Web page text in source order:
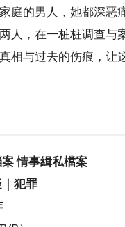
庭的男人，她都深恶
人，在一桩桩调查
相与过去的伤痕，让
情事緝私檔案
犯罪